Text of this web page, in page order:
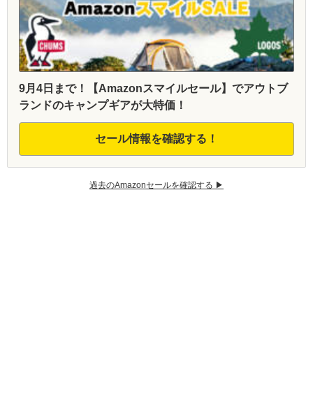
9月4日まで！【Amazonスマイルセール】でアウトブ
ランドのキャンプギアが大特価！
セール情報を確認する！
過去のAmazonセールを確認する ▶︎